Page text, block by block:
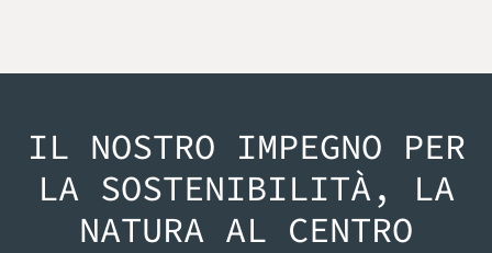
IL NOSTRO IMPEGNO PER
LA SOSTENIBILITÀ, LA
NATURA AL CENTRO